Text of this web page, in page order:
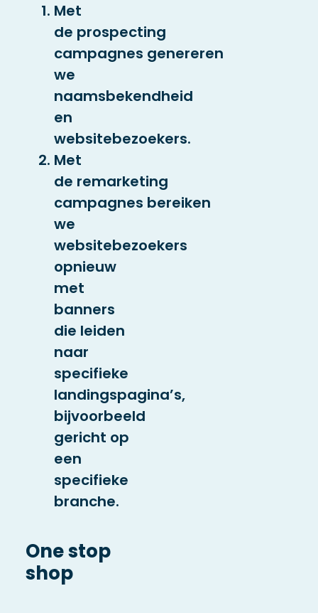
Met
de prospecting
campagnes genereren
we
naamsbekendheid
en
websitebezoekers.
Met
de remarketing
campagnes bereiken
we
websitebezoekers
opnieuw
met
banners
die leiden
naar
specifieke
landingspagina’s,
bijvoorbeeld
gericht op
een
specifieke
branche.
One stop
shop